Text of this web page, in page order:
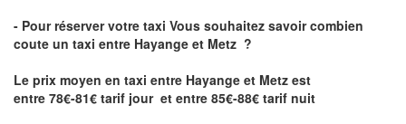
- Pour réserver votre taxi Vous souhaitez savoircombien
coute un taxi entre Hayange et Metz ?
Le prix moyen en taxi entre Hayange et Metz est
entre 78€-81€ tarif jour et entre 85€-88€ tarif nuit